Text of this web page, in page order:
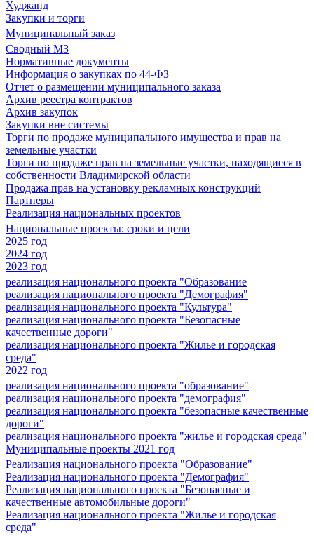
Худжанд
Закупки и торги
Муниципальный заказ
Сводный МЗ
Нормативные документы
Информация о закупках по 44-ФЗ
Отчет о размещении муниципального заказа
Архив реестра контрактов
Архив закупок
Закупки вне системы
Торги по продаже муниципального имущества и прав на
земельные участки
Торги по продаже прав на земельные участки, находящиеся в
собственности Владимирской области
Продажа прав на установку рекламных конструкций
Партнеры
Реализация национальных проектов
Национальные проекты: сроки и цели
2025 год
2024 год
2023 год
реализация национального проекта "Образование
реализация национального проекта "Демография"
реализация национального проекта "Культура"
реализация национального проекта "Безопасные
качественные дороги"
реализация национального проекта "Жилье и городская
среда"
2022 год
реализация национального проекта "образование"
реализация национального проекта "демография"
реализация национального проекта "безопасные качественные
дороги"
реализация национального проекта "жилье и городская среда"
Муниципальные проекты 2021 год
Реализация национального проекта "Образование"
Реализация национального проекта "Демография"
Реализация национального проекта "Безопасные и
качественные автомобильные дороги"
Реализация национального проекта "Жилье и городская
среда"